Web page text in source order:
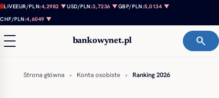
Przejdź do treści
LIVEEUR/PLN:4,2982 ▼USD/PLN:3,7236 ▼GBP/PLN:5,0134 ▼
CHF/PLN:4,6049 ▼
bankowynet.pl search
Strona główna › Konta osobiste › Ranking 2026